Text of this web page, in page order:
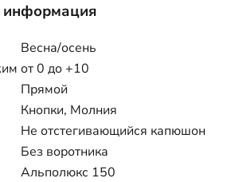
информация
Весна/осень
от 0 до +10
Прямой
Кнопки, Молния
Не отстегивающийся капюшон
Без воротника
Альполюкс 150